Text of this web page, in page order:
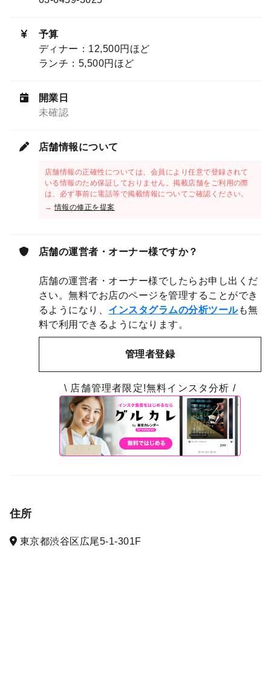
予算
ディナー：12,500円ほど
ランチ：5,500円ほど
開業日
未確認
店舗情報について
店舗情報の正確性については、会員により任意で登録されて
いる情報のため保証しておりません。掲載店舗をご利用の際
は、必ず事前に電話等で掲載情報についてご確認ください。
→情報の修正を提案
店舗の運営者・オーナー様ですか？
店舗の運営者・オーナー様でしたらお申し出くだ
さい。無料でお店のページを管理することができ
るようになり、 インスタグラムの分析ツールも無
料で利用できるようになります。
管理者登録
\ 店舗管理者限定!無料インスタ分析 /
住所
東京都渋谷区広尾5-1-301F